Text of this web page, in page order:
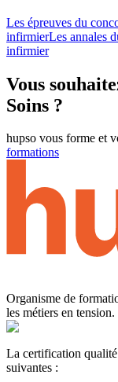
Les épreuves du
infirmierLes annales
infirmier
Vous
Soins ?
hupso vous forme et
formations
Organisme de
les métiers en tension.
La certification qualité
suivantes :